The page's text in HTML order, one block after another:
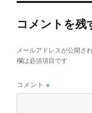
コメントを残
メールアドレスが公開さ
欄は必須項目です
コメント※